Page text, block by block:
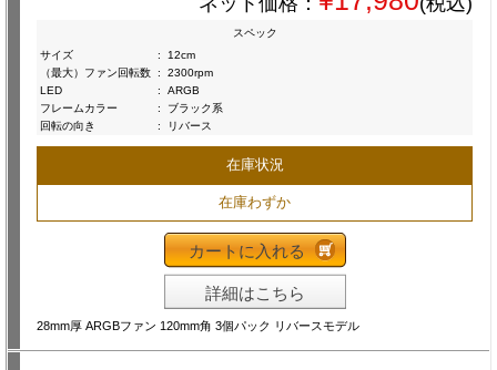
スペック
サイズ
:
12cm
（最大）ファン回転数 :
2300rpm
LED
:
ARGB
フレームカラー
:
ブラック系
回転の向き
: リバース
在庫状況
在庫わずか
カートに入れる
詳細はこちら
28mm厚 ARGBファン 120mm角 3個パック リバースモデル